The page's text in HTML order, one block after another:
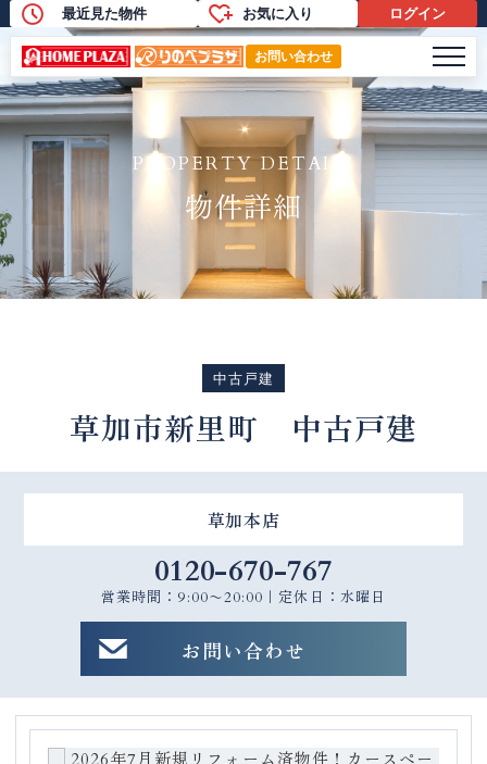
最近見た物件 お気に入り ログイン
お問い合わせ メニ
物件詳細
PROPERTY DETAILS
物件詳細
中古戸建
草加市新里町 中古戸建
草加本店
0120-670-767
営業時間：9:00〜20:00｜定休日：水曜日
お問い合わせ